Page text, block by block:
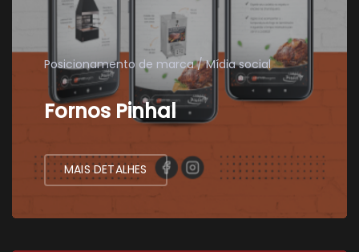
Posicionamento de marca Mídia social
Fornos Pinhal
MAIS DETALHES